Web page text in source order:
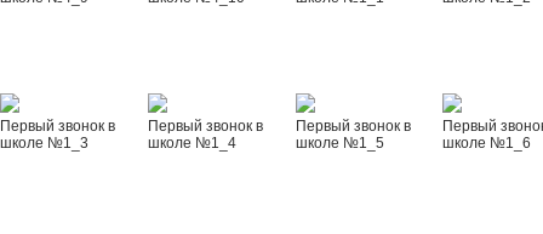
Первый звонок в
школе №1_3
Первый звонок в
школе №1_4
Первый звонок в
школе №1_5
Первый
школе №1_6